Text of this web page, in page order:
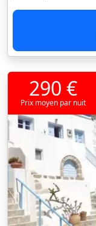
290 €
Prix moyen par nuit